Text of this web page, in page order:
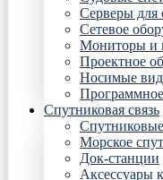
Серверы для
Сетевое
Мониторы и
Проектное
Носимые
Спутниковая связь
Морское
Док-станции
Аксессуары